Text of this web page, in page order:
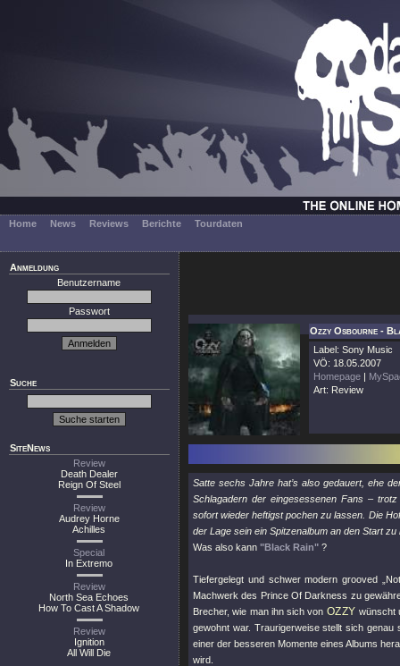
Home News Reviews Berichte Tourdaten
Anmeldung
Benutzername
Passwort
Suche
SiteNews
Review
Death Dealer
Reign Of Steel
Review
Audrey Horne
Achilles
Special
In Extremo
Review
North Sea Echoes
How To Cast A Shadow
Review
Ignition
All Will Die
Ozzy Osbourne -
Label: Sony Music
VÖ: 18.05.2007
Homepage |
Art: Review
Satte sechs Jahre hat’s also gedauert, ehe
Schlagadern der eingesessenen Fans –
sofort wieder heftigst pochen zu lassen. Die
der Lage sein ein Spitzenalbum an den Start
Was also kann "Black Rain" ?
Tiefergelegt und schwer modern grooved
Machwerk des Prince Of Darkness zu
Brecher, wie man ihn sich von OZZY wünscht
gewohnt war. Traurigerweise stellt sich
einer der besseren Momente eines Albums
wird.